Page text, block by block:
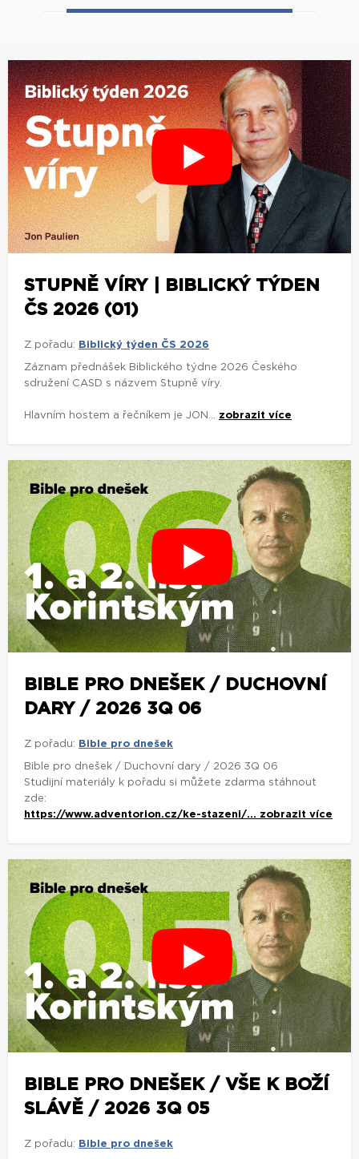
STUPNĚ VÍRY | BIBLICKÝ TÝDEN
ČS 2026 (01)
Z pořadu: Biblický týden ČS 2026
Záznam přednášek Biblického týdne 2026 Českého
sdružení CASD s názvem Stupně víry.
Hlavním hostem a řečníkem je JON... zobrazit více
BIBLE PRO DNEŠEK / DUCHOVNÍ
DARY / 2026 3Q 06
Z pořadu: Bible pro dnešek
Bible pro dnešek / Duchovní dary / 2026 3Q 06
Studijní materiály k pořadu si můžete zdarma stáhnout
zde:
https://www.adventorion.cz/ke-stazeni/... zobrazit více
BIBLE PRO DNEŠEK / VŠE K BOŽÍ
SLÁVĚ / 2026 3Q 05
Z pořadu: Bible pro dnešek